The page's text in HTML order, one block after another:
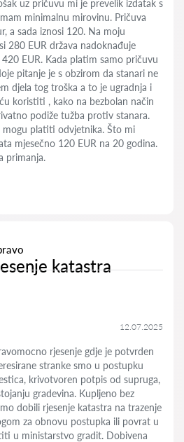
uz pričuvu mi je prevelik izdatak s
minimalnu mirovinu. Pričuva
a sada iznosi 120. Na moju
280 EUR država nadoknađuje
EUR. Kada platim samo pričuvu
pitanje je s obzirom da stanari ne
djela tog troška a to je ugradnja i
koristiti , kako na bezbolan način
podiže tužba protiv stanara.
platiti odvjetnika. Što mi
mjesečno 120 EUR na 20 godina.
primanja.
katastra
12.07.2025
rjesenje gdje je potvrden
stranke smo u postupku
krivotvoren potpis od supruga,
gradevina. Kupljeno bez
dobili rjesenje katastra na trazenje
za obnovu postupka ili povrat u
u ministarstvo gradit. Dobivena